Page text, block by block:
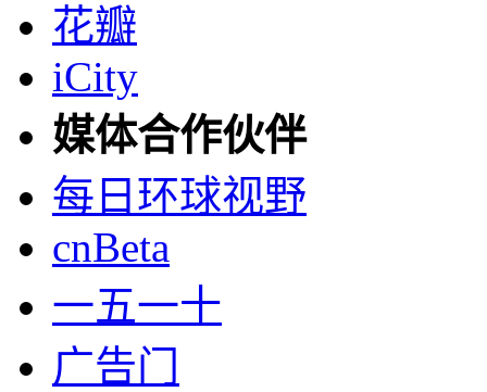
花瓣
iCity
媒体合作伙伴
每日环球视野
cnBeta
一五一十
广告门